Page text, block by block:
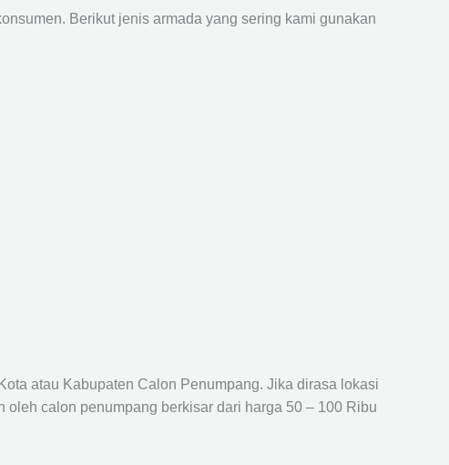
Berikut jenis armada yang sering kami gunakan
atau Kabupaten Calon Penumpang. Jika dirasa lokasi
calon penumpang berkisar dari harga 50 – 100 Ribu